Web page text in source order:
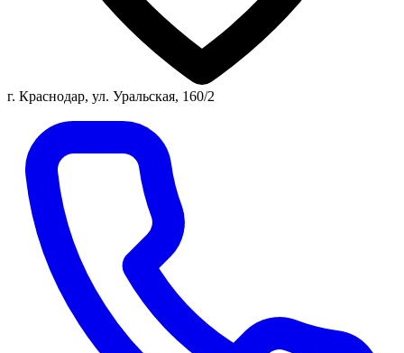
г. Краснодар, ул. Уральская, 160/2